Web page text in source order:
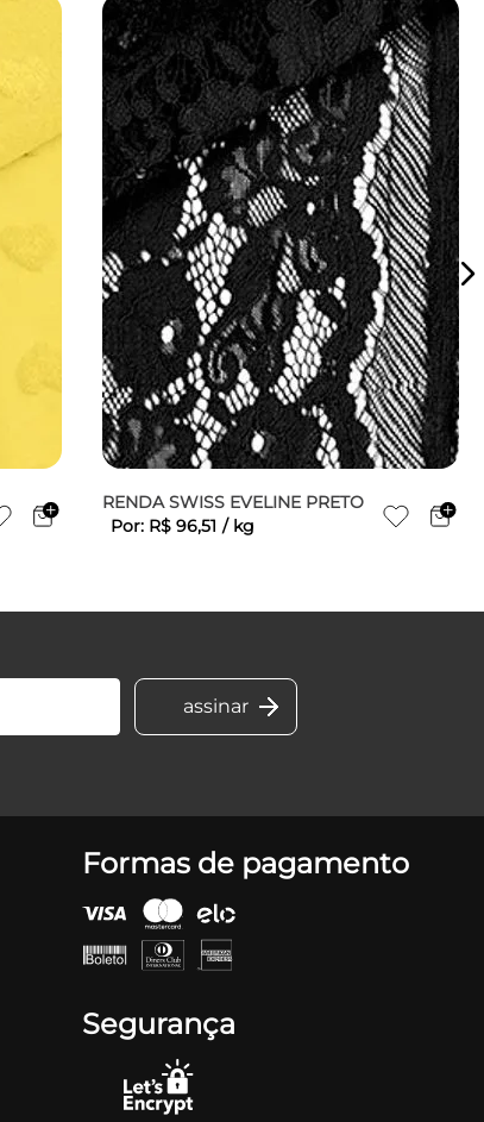
RENDA SWISS EVELINE PRETO
Por: R$ 96,51 / kg
Formas de pagamento
Segurança